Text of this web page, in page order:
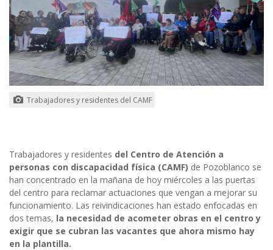
Trabajadores y residentes del CAMF
Trabajadores y residentes del Centro de Atención a
personas con discapacidad física (CAMF) de Pozoblanco se
han concentrado en la mañana de hoy miércoles a las puertas
del centro para reclamar actuaciones que vengan a mejorar su
funcionamiento. Las reivindicaciones han estado enfocadas en
dos temas, la necesidad de acometer obras en el centro y
exigir que se cubran las vacantes que ahora mismo hay
en la plantilla.